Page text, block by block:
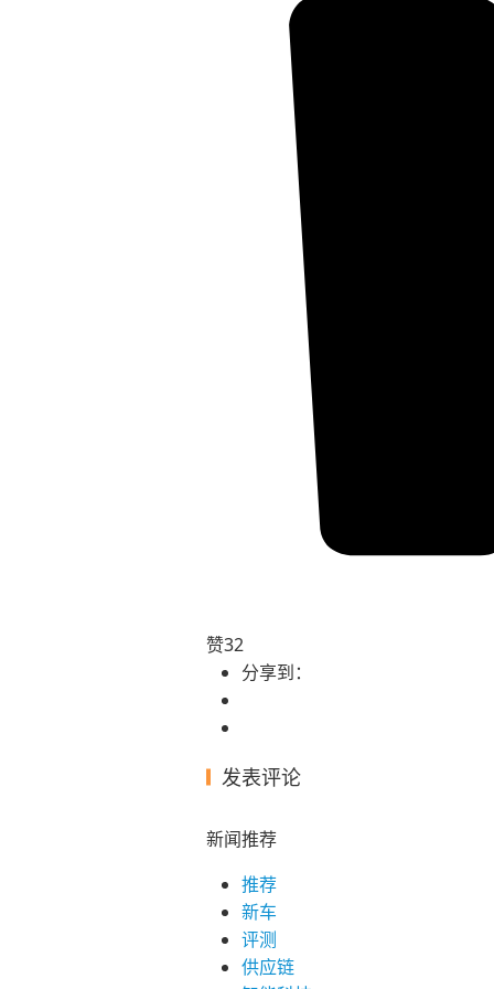
赞32
分享到：
发表评论
新闻推荐
推荐
新车
评测
供应链